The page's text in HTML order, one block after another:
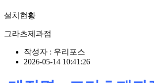
설치현황
그라츠제과점
작성자 : 우리포스
2026-05-14 10:41:26